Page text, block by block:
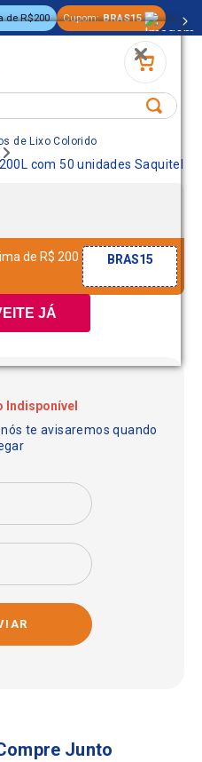
JÁ
de R$200 Cupom: BRAS15
de Lixo Colorido
com 50 unidades Saquitel
de R$ 200
BRAS15
Junto